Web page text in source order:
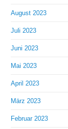
August 2023
Juli 2023
Juni 2023
Mai 2023
April 2023
März 2023
Februar 2023